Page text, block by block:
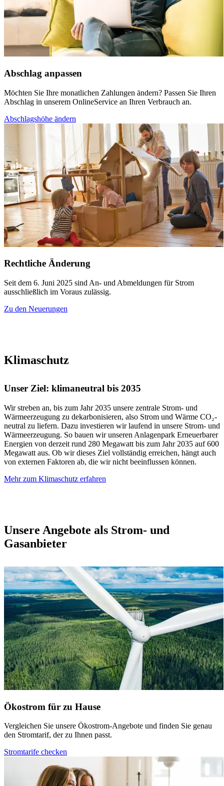
Abschlag anpassen
Möchten Sie Ihre monatlichen Zahlungen ändern? Passen Sie Ihren
Abschlag in unserem OnlineService an Ihren Verbrauch an.
Abschlagshöhe ändern
Rechtliche Änderung
Seit dem 6. Juni 2025 sind An- und Abmeldungen für Strom
ausschließlich im Voraus zulässig.
Zu den Neuerungen
Klimaschutz
Unser Ziel: klimaneutral bis 2035
Wir streben an, bis zum Jahr 2035 unsere zentrale Strom- und
Wärmeerzeugung zu dekarbonisieren, also Strom und Wärme CO₂-
neutral zu liefern. Dazu investieren wir laufend in unsere Strom- und
Wärmeerzeugung. So bauen wir unseren Anlagenpark Erneuerbarer
Energien von derzeit rund 280 Megawatt bis zum Jahr 2035 auf 600
Megawatt aus. Ob wir dieses Ziel vollständig erreichen, hängt auch
von externen Faktoren ab, die wir nicht beeinflussen können.
Mehr zum Klimaschutz erfahren
Unsere Angebote als Strom- und
Gasanbieter
Ökostrom für zu Hause
Vergleichen Sie unsere Ökostrom-Angebote und finden Sie genau
den Stromtarif, der zu Ihnen passt.
Stromtarife checken